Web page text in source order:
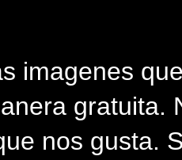
imagenes
gratuita.
nos gusta.